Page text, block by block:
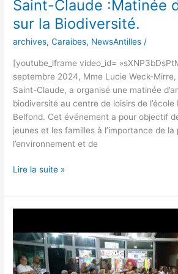
Saint-Claude :Matinée
sur la Biodiversité.
archives,Caraibes, NewsAntilles /
[youtube_iframe video_id=
septembre 2024, Mme Lucie Weck-
Saint-Claude, a organisé une matinée
biodiversité au centre de loisirs de l’école
Belfond. Cet événement a pour objectif
jeunes et les familles à l’importance de
l’environnement et de
Lire la suite »
Présentation
de
l'ouvrage